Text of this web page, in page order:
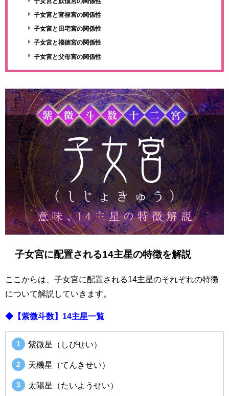
子女宮と官禄宮の関係性
子女宮と田宅宮の関係性
子女宮と福徳宮の関係性
子女宮と父母宮の関係性
子女宮に配置される14主星の特徴を解説
ここからは、子女宮に配置される14主星のそれぞれの特徴
について解説していきます。
◆【紫微斗数】14主星一覧
紫微星（しびせい）
天機星（てんきせい）
太陽星（たいようせい）